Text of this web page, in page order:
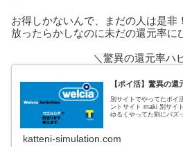
お得しかないんで、まだの人は是非！
放ったらかしなのに未だの還元率に
＼驚異の還元率ハ
【ポイ活】驚異の還
別サイトでやってたポイ
ントサイト maki 別サイ
ゆるくやってた割にバズ
katteni-simulation.com